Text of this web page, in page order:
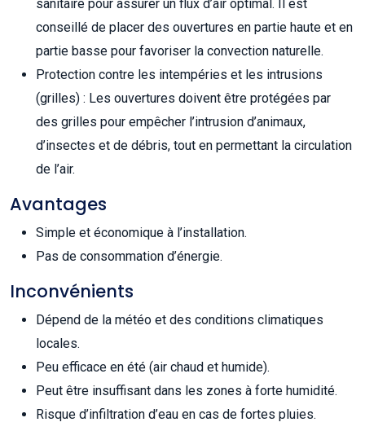
sanitaire pour assurer un flux d’air optimal. Il est
conseillé de placer des ouvertures en partie haute et en
partie basse pour favoriser la convection naturelle.
Protection contre les intempéries et les intrusions
(grilles) : Les ouvertures doivent être protégées par
des grilles pour empêcher l’intrusion d’animaux,
d’insectes et de débris, tout en permettant la circulation
de l’air.
Avantages
Simple et économique à l’installation.
Pas de consommation d’énergie.
Inconvénients
Dépend de la météo et des conditions climatiques
locales.
Peu efficace en été (air chaud et humide).
Peut être insuffisant dans les zones à forte humidité.
Risque d’infiltration d’eau en cas de fortes pluies.